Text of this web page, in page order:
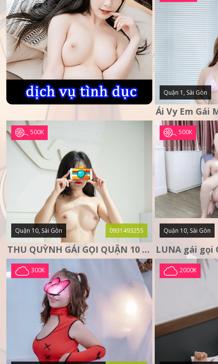
Quận 1, Sài Gòn
500K
Quận 10, Sài Gòn 0931493255
THU QUỲNH GÁI GỌI QUẬN 10 – MẶT XINH DA TRẮNG – SANG
500K
Quận 10, Sài Gòn
300K 2000K